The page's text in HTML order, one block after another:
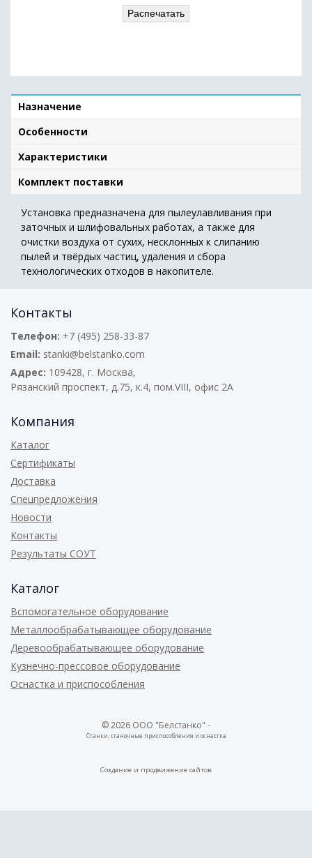
Распечатать
Назначение
Особенности
Характеристики
Комплект поставки
Установка предназначена для пылеулавливания при
заточных и шлифовальных работах, а также для
очистки воздуха от сухих, несклонных к слипанию
пылей и твёрдых частиц, удаления и сбора
технологических отходов в накопителе.
Контакты
Телефон: +7 (495) 258-33-87
Email: stanki@belstanko.com
Адрес: 109428, г. Москва,
Рязанский проспект, д.75, к.4, пом.VIII, офис 2А
Компания
Каталог
Сертификаты
Доставка
Спецпредложения
Новости
Контакты
Результаты СОУТ
Каталог
Вспомогательное оборудование
Металлообрабатывающее оборудование
Деревообрабатывающее оборудование
Кузнечно-прессовое оборудование
Оснастка и приспособления
© 2026 ООО "Белстанко" -
Станки, станочные приспособления и оснастка
Создание и продвижение сайтов